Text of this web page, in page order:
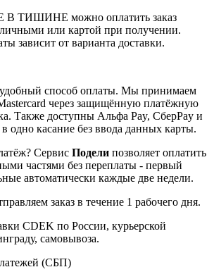
ТИШИНЕ можно оплатить заказ
или картой при получении.
зависит от варианта доставки.
способ оплаты. Мы принимаем
через защищённую платёжную
Также доступны Альфа Pay, СберPay и
одно касание без ввода данных карты.
Сервис Подели позволяет оплатить
частями без переплаты - первый
автоматически каждые две недели.
заказ в течение 1 рабочего дня.
CDEK по России, курьерской
самовывоза.
(СБП)